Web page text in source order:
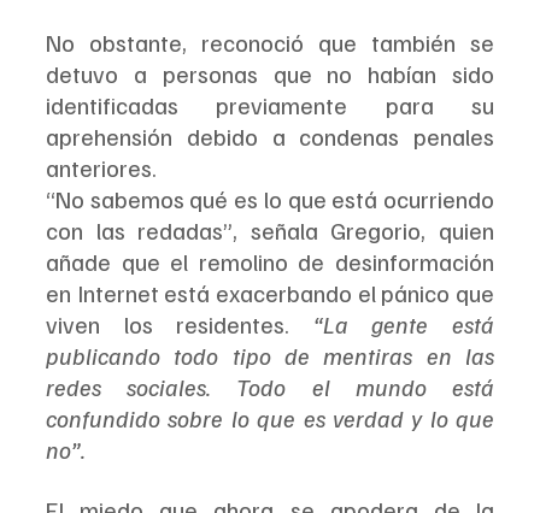
No obstante, reconoció que también se
detuvo a personas que no habían sido
identificadas previamente para su
aprehensión debido a condenas penales
anteriores.
“No sabemos qué es lo que está ocurriendo
con las redadas”, señala Gregorio, quien
añade que el remolino de desinformación
en Internet está exacerbando el pánico que
viven los residentes. “La gente está
publicando todo tipo de mentiras en las
redes sociales. Todo el mundo está
confundido sobre lo que es verdad y lo que
no”.